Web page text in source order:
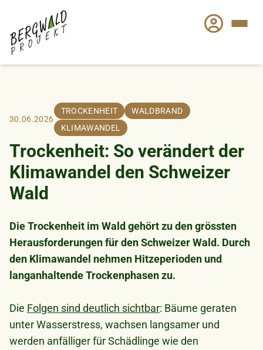
Inhalt
30.06.2026
TROCKENHEIT
WALDBRAND
KLIMAWANDEL
Trockenheit: So verändert der
Klimawandel den Schweizer
Wald
Die Trockenheit im Wald gehört zu den grössten
Herausforderungen für den Schweizer Wald. Durch
den Klimawandel nehmen Hitzeperioden und
langanhaltende Trockenphasen zu.
Die Folgen sind deutlich sichtbar: Bäume geraten
unter Wasserstress, wachsen langsamer und
werden anfälliger für Schädlinge wie den